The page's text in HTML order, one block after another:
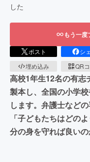
した
もう一
ポスト シ
埋め込み
QR
高校1年生12名の有志
製本し、全国の小学
します。弁護士など
「子どもたちはどの
分の身を守れば良い